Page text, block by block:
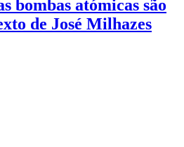
bombas atómicas são
de José Milhazes